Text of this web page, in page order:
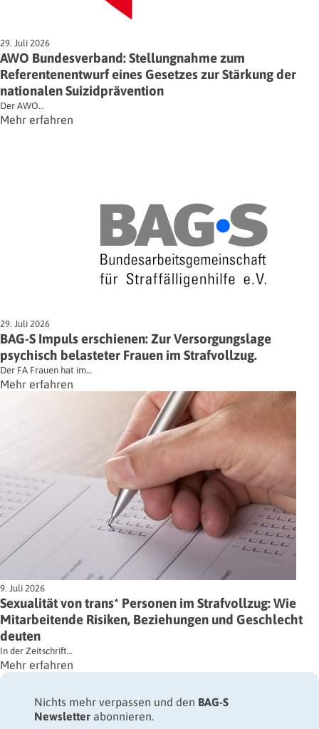
29. Juli 2026
AWO Bundesverband: Stellungnahme zum
Referentenentwurf eines Gesetzes zur Stärkung der
nationalen Suizidprävention
Der AWO…
Mehr erfahren
29. Juli 2026
BAG-S Impuls erschienen: Zur Versorgungslage
psychisch belasteter Frauen im Strafvollzug.
Der FA Frauen hat im…
Mehr erfahren
9. Juli 2026
Sexualität von trans* Personen im Strafvollzug: Wie
Mitarbeitende Risiken, Beziehungen und Geschlecht
deuten
In der Zeitschrift…
Mehr erfahren
Nichts mehr verpassen und den BAG-S
Newsletter abonnieren.